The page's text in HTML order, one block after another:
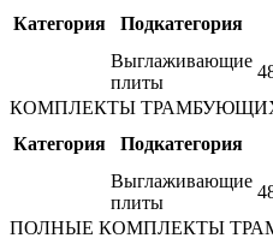
Категория
Подкатегория
Выглаживающие
плиты
КОМПЛЕКТЫ
Категория
Подкатегория
Выглаживающие
плиты
ПОЛНЫЕ КОМПЛЕКТЫ